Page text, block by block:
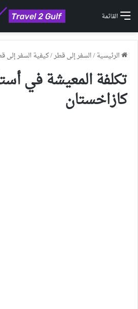
القائمة
الرئيسية/السفر إلى قطر/كيفية السفر إلى
تكلفة المعيشة في
كازاخستان